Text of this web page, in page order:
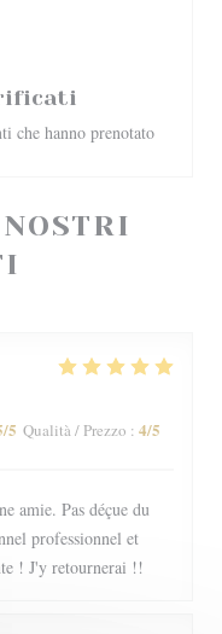
/5 Qualità / Prezzo : 4/5
amie. Pas déçue du
professionnel et
! J'y retournerai !!
che hanno prenotato